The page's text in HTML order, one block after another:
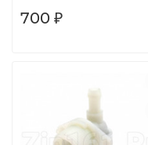
700 ₽